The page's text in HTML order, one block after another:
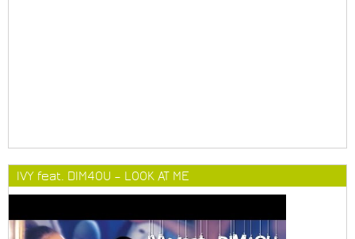
IVY feat. DIM4OU – LOOK AT ME